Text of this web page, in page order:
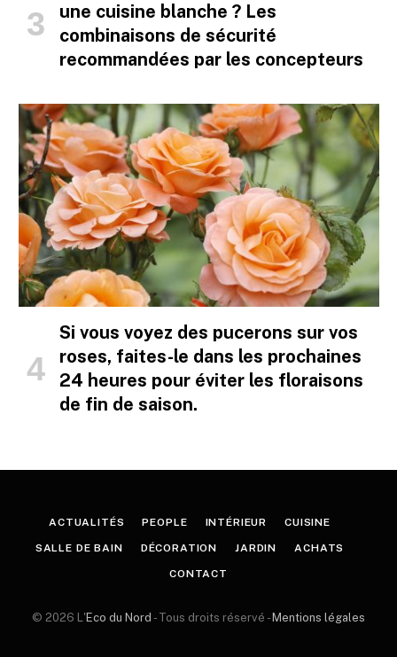
une cuisine blanche ? Les
combinaisons de sécurité
recommandées par les concepteurs
Si vous voyez des pucerons sur vos
roses, faites-le dans les prochaines
24 heures pour éviter les floraisons
de fin de saison.
ACTUALITÉS PEOPLE INTÉRIEUR CUISINE
SALLE DE BAIN DÉCORATION JARDIN ACHATS
CONTACT
© 2026 L'Eco du Nord - Tous droits réservé - Mentions légales